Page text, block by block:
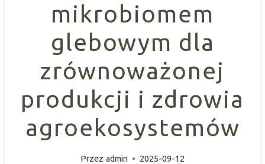
mikrobiomem
glebowym dla
zrównoważonej
produkcji i zdrowia
agroekosystemów
Przez admin 2025-09-12